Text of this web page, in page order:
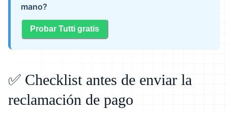
mano?
Probar Tutti gratis
✅ Checklist antes de enviar la
reclamación de pago